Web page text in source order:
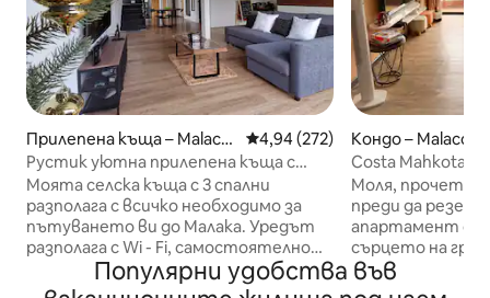
Прилепена къща – Malacc
a
Средна оценка: 4,94 от 5,
4,94 (272)
Рустик уютна прилепена къща с
голям диван [6 минути до Jonkerwalk]
Моята селска къща с 3 спални
разполага с всичко необходимо за
пътуването ви до Малака. Уредът
разполага с Wi - Fi, самостоятелно
настаняване и безплатен паркинг.
По време на престоя си можете да
Кондо – Malacca
Costa
Wifi+Netflix)
Моля,
преди да
апартамент с 1
сърцето на
БЕЗПЛАТЕН
✤ Смарт
Популярни удобства във